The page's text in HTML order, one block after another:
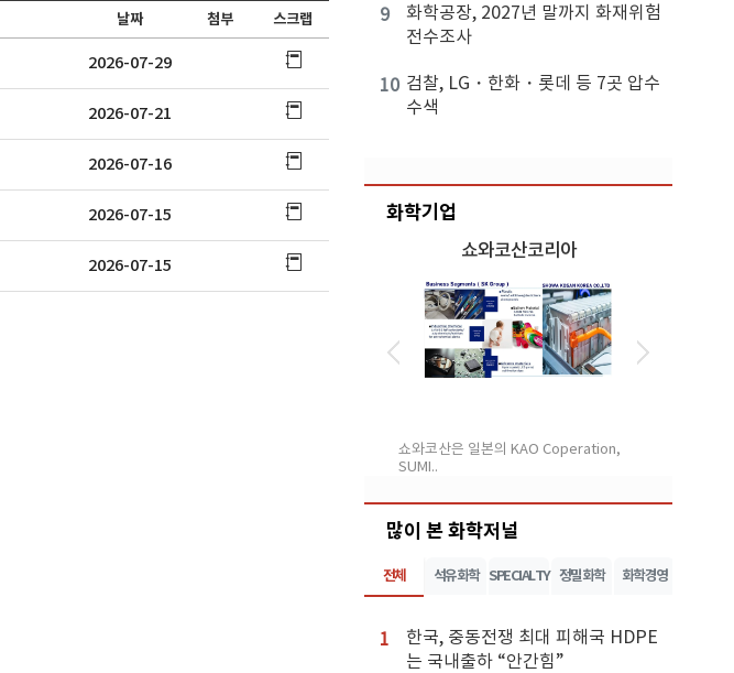
날짜 첨부 스크랩
2026-07-29
2026-07-21
2026-07-16
2026-07-15
2026-07-15
9
화학공장, 2027년 말까지 화재위험
전수조사
10 검찰, LG・한화・롯데 등 7곳 압수
수색
화학기업
(주)대아콤텍 쇼와코산코리아
쇼와코산은 일본의 KAO Coperation,
SUMI..
많이 본 화학저널
전체 석유화학 SPECIALTY 정밀화학 화학경영
1
한국, 중동전쟁 최대 피해국 HDPE
는 국내출하 “안간힘”